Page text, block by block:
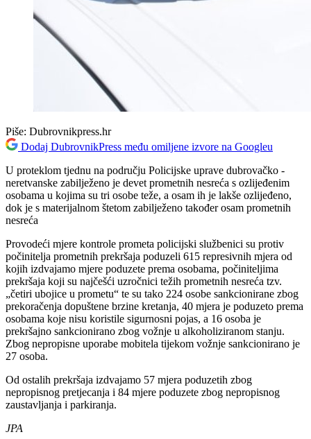
Piše: Dubrovnikpress.hr
Dodaj DubrovnikPress među omiljene izvore na Googleu
U proteklom tjednu na području Policijske uprave dubrovačko -
neretvanske zabilježeno je devet prometnih nesreća s ozlijeđenim
osobama u kojima su tri osobe teže, a osam ih je lakše ozlijeđeno,
dok je s materijalnom štetom zabilježeno također osam prometnih
nesreća
Provodeći mjere kontrole prometa policijski službenici su protiv
počinitelja prometnih prekršaja poduzeli 615 represivnih mjera od
kojih izdvajamo mjere poduzete prema osobama, počiniteljima
prekršaja koji su najčešći uzročnici težih prometnih nesreća tzv.
„četiri ubojice u prometu“ te su tako 224 osobe sankcionirane zbog
prekoračenja dopuštene brzine kretanja, 40 mjera je poduzeto prema
osobama koje nisu koristile sigurnosni pojas, a 16 osoba je
prekršajno sankcionirano zbog vožnje u alkoholiziranom stanju.
Zbog nepropisne uporabe mobitela tijekom vožnje sankcionirano je
27 osoba.
Od ostalih prekršaja izdvajamo 57 mjera poduzetih zbog
nepropisnog pretjecanja i 84 mjere poduzete zbog nepropisnog
zaustavljanja i parkiranja.
JPA